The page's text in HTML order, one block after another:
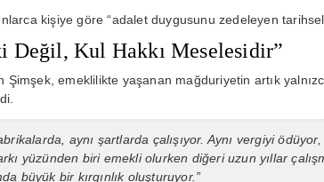
kişiye göre “adalet duygusunu zedeleyen tarihsel
Değil, Kul Hakkı Meselesidir”
Şimşek, emeklilikte yaşanan mağduriyetin artık
aynı şartlarda çalışıyor. Aynı vergiyi
yüzünden biri emekli olurken diğeri uzun yıllar
büyük bir kırgınlık oluşturuyor.”